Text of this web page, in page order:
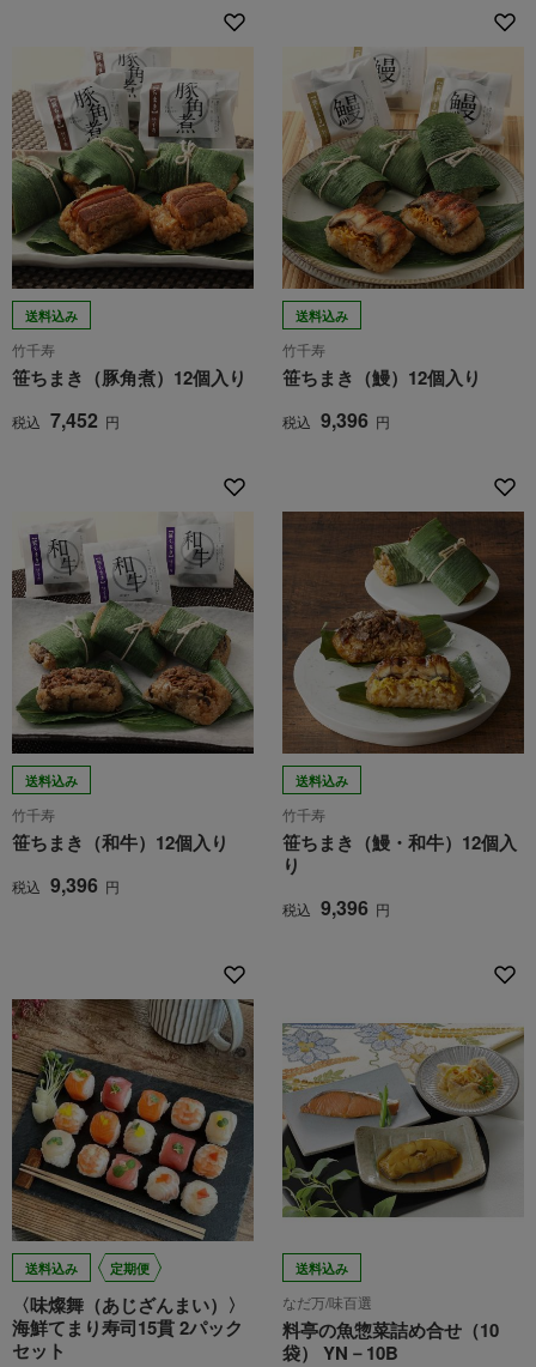
送料込み
竹千寿
笹ちまき（豚角煮）12個入り
税込 7,452 円
送料込み
竹千寿
笹ちまき（鰻）12個入り
税込 9,396 円
送料込み
竹千寿
笹ちまき（和牛）12個入り
税込 9,396 円
送料込み
竹千寿
笹ちまき（鰻・和牛）12個入
り
税込 9,396 円
送料込み 定期便
〈味燦舞（あじざんまい）〉
海鮮てまり寿司15貫 2パック
セット
送料込み
なだ万/味百選
料亭の魚惣菜詰め合せ（10
袋） YN－10B